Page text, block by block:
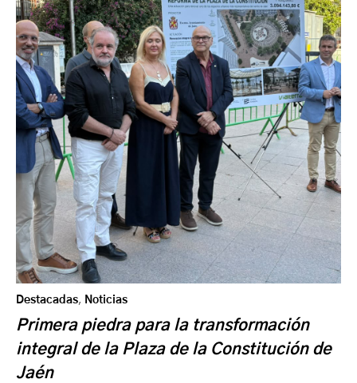
Destacadas, Noticias
Primera piedra para la transformación
integral de la Plaza de la Constitución de
Jaén